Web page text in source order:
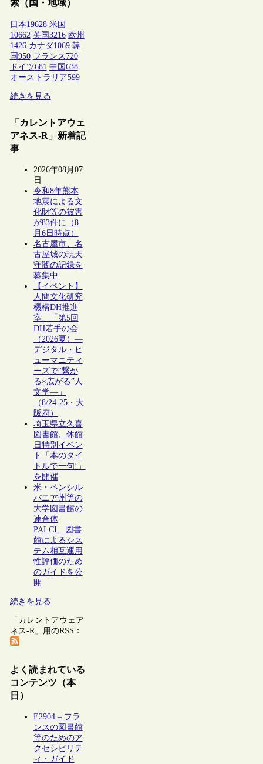
索（国・地域）
日本19628 米国
10662 英国 3216 欧州
1426 カナダ1069 韓
国 950 フランス 720
ドイツ681 中国 638
オーストラリア599
続きを見る
「カレントアウェ
アネス-R」新着記
事
2026年08月07
日
令和8年熊本
地震による文
化財等の被害
が83件に（8
月6日時点）
名古屋市、名
古屋城の現天
守閣の記録を
募集中
【イベント】
人間文化研究
機構DH推進
室、「第5回
DH若手の会
（2026夏）―
デジタル・ヒ
ューマニティ
ーズで“繋が
る×広がる”人
文学―」
（8/24-25・大
阪府）
埼玉県立久喜
図書館、休館
日特別イベン
ト「本のタイ
トルで一句!」
を開催
米・ペンシル
バニア州等の
大学図書館の
連合体
PALCI、図書
館によるシス
テム相互運用
性評価のため
のガイドを公
開
続きを見る
「カレントアウェア
ネス-R」用のRSS：
よく読まれている
コンテンツ（本
日）
E2904 – フラ
ンスの図書館
等のためのア
クセシビリテ
ィ・ガイド